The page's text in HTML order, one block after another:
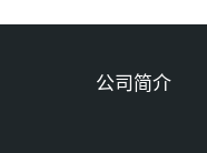
公司简介